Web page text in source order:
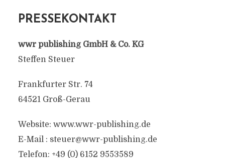
PRESSEKONTAKT
wwr publishing GmbH & Co. KG
Steffen Steuer
Frankfurter Str. 74
64521 Groß-Gerau
Website: www.wwr-publishing.de
E-Mail : steuer@wwr-publishing.de
Telefon: +49 (0) 6152 9553589